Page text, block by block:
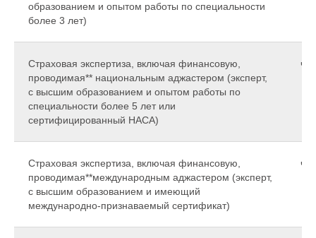
образованием и опытом работы по специальности
более 3 лет)
Страховая экспертиза, включая финансовую,
проводимая** национальным аджастером (эксперт,
с высшим образованием и опытом работы по
специальности более 5 лет или
сертифицированный НАСА)
час
Страховая экспертиза, включая финансовую,
проводимая**международным аджастером (эксперт,
с высшим образованием и имеющий
международно-признаваемый сертификат)
час